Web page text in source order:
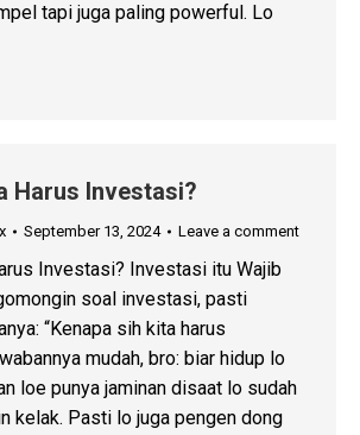
tapi juga paling powerful. Lo
Harus Investasi?
September 13, 2024 Leave a comment
Investasi? Investasi itu Wajib
soal investasi, pasti
“Kenapa sih kita harus
mudah, bro: biar hidup lo
loe punya jaminan disaat lo sudah
kelak. Pasti lo juga pengen dong